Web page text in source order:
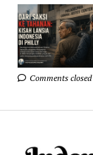
Comments closed